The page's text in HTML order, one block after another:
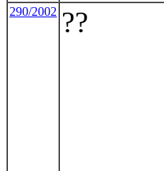
290/2002 ??